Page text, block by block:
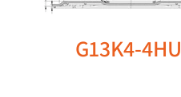
G13K4-4HU